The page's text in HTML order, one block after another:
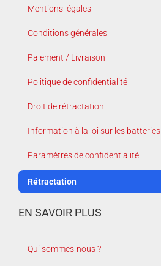
Mentions légales
Conditions générales
Paiement / Livraison
Politique de confidentialité
Droit de rétractation
Information à la loi sur les
Paramètres de confidentialité
Rétractation
EN SAVOIR PLUS
Qui sommes-nous ?